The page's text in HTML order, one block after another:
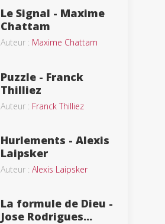
Le Signal - Maxime
Chattam
Auteur : Maxime Chattam
Puzzle - Franck
Thilliez
Auteur : Franck Thilliez
Hurlements - Alexis
Laipsker
Auteur : Alexis Laipsker
La formule de Dieu -
Jose Rodrigues...